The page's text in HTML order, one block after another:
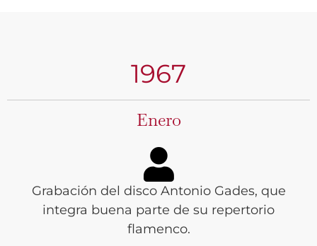
1967
Enero
Grabación del disco Antonio Gades, que
integra buena parte de su repertorio
flamenco.